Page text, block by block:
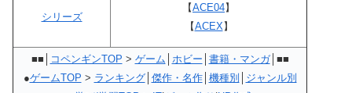
シリーズ
【ACE04】
【ACEX】
■■│ コペンギンTOP > ゲーム ホビー 書籍・マンガ│■■
●ゲームTOP > ランキング│ 傑作・名作│ 機種別
ジャンル別